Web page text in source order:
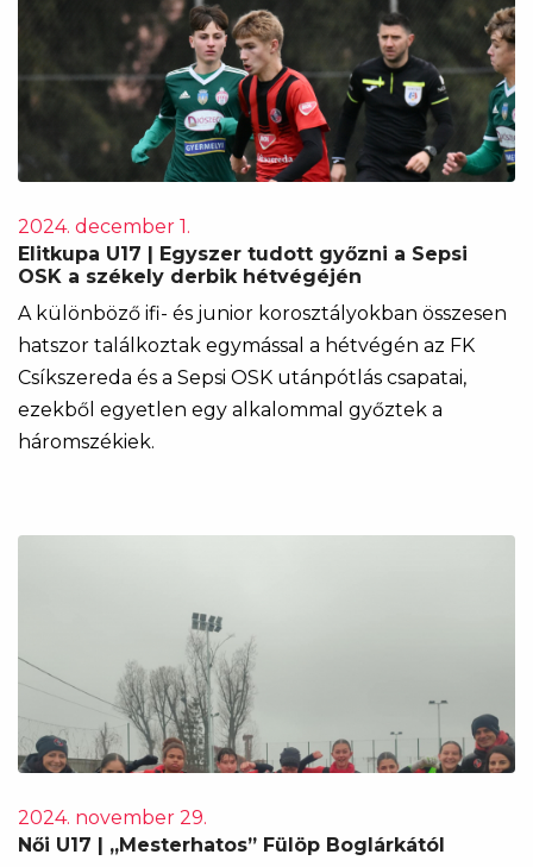
2024. december 1.
Elitkupa U17 | Egyszer tudott győzni a Sepsi
OSK a székely derbik hétvégéjén
A különböző ifi- és junior korosztályokban összesen
hatszor találkoztak egymással a hétvégén az FK
Csíkszereda és a Sepsi OSK utánpótlás csapatai,
ezekből egyetlen egy alkalommal győztek a
háromszékiek.
2024. november 29.
Női U17 | „Mesterhatos” Fülöp Boglárkától